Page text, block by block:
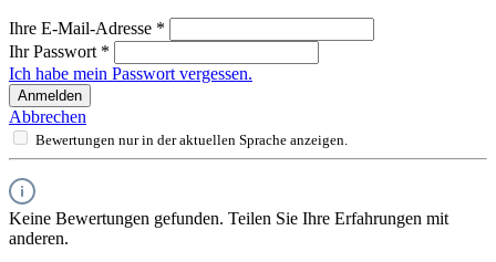
Ihre E-Mail-Adresse *
Ihr Passwort *
Ich habe mein Passwort vergessen.
Anmelden
Abbrechen
Bewertungen nur in der aktuellen Sprache anzeigen.
Keine Bewertungen gefunden. Teilen Sie Ihre Erfahrungen mit
anderen.